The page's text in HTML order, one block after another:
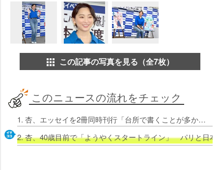
この記事の写真を見る（全7枚）
このニュースの流れをチェック
1. 杏、エッセイを2冊同時刊行「台所で書くことが多かった（笑）」 30代で最も大きな変化は3人の子どもたち
2. 杏、40歳目前で「ようやくスタートライン」 パリと日本